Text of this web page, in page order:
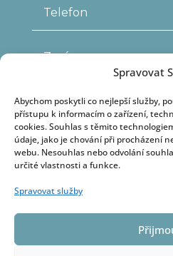
Spravovat
Abychom poskytli co nejlepší služby,
přístupu k informacím o zařízení,
cookies. Souhlas s těmito
údaje, jako je chování při procházení
webu. Nesouhlas nebo odvolání
určité vlastnosti a funkce.
Spravovat služby
souhlasím se